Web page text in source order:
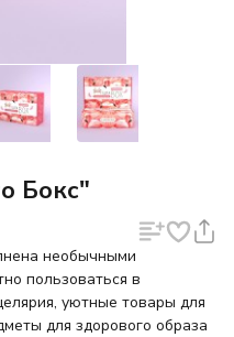
Бокс"
необычными
пользоваться в
уютные товары для
для здорового образа